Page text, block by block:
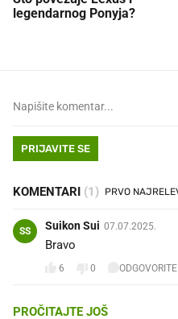
legendarnog Ponyja?
PRIJAVITE SE
KOMENTARI (1)
SS Suikon Sui 07.07.2025.
Bravo
6 0 ODGOVORITE
PROČITAJTE JOŠ